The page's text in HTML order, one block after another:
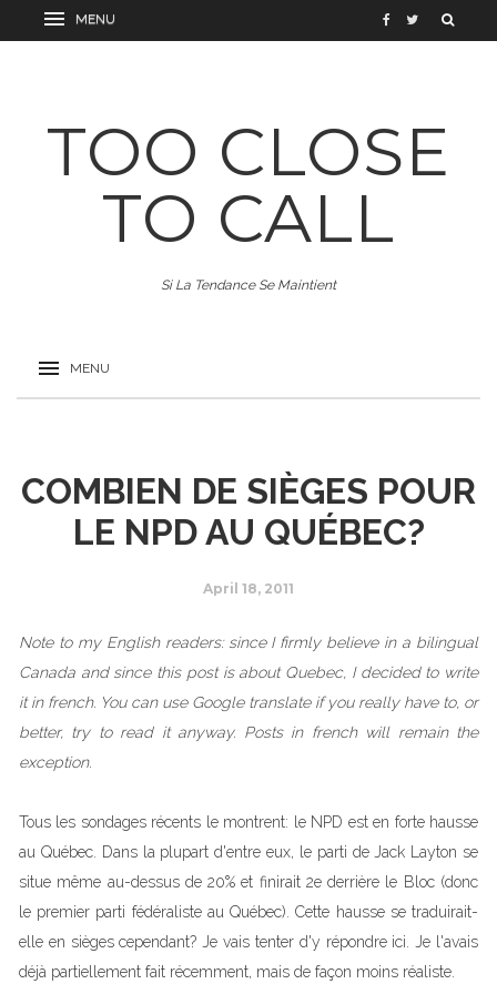
TOO CLOSE
TO CALL
Si La Tendance Se Maintient
COMBIEN DE SIÈGES POUR
LE NPD AU QUÉBEC?
April 18, 2011
Note to my English readers: since I firmly believe in a bilingual
Canada and since this post is about Quebec, I decided to write
it in french. You can use Google translate if you really have to, or
better, try to read it anyway. Posts in french will remain the
exception.
Tous les sondages récents le montrent: le NPD est en forte hausse
au Québec. Dans la plupart d'entre eux, le parti de Jack Layton se
situe même au-dessus de 20% et finirait 2e derrière le Bloc (donc
le premier parti fédéraliste au Québec). Cette hausse se traduirait-
elle en sièges cependant? Je vais tenter d'y répondre ici. Je l'avais
déjà partiellement fait récemment, mais de façon moins réaliste.